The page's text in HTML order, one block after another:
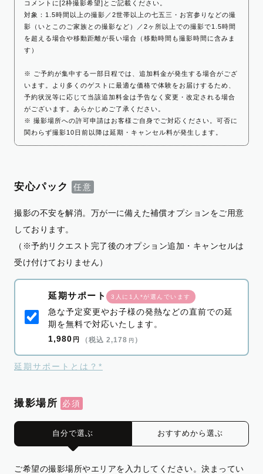
コメントに[2枠撮影希望]とご記載ください。
対象：1.5時間以上の撮影／2世帯以上の七五三・お宮参りなどの撮
影（いとこのご家族との撮影など）／2ヶ所以上での撮影で1.5時間
を超える場合や移動距離が長い場合（移動時間も撮影時間に含みま
す）
※ ご予約が集中する一部日程では、追加料金が発生する場合がござ
います。より多くのゲストに最適な価格で体験をお届けするため、
予約状況等に応じて当該追加料金は予告なく変更・改定される場合
がございます。あらかじめご了承ください。
※ 撮影場所への許可申請はお客様ご自身でご対応ください。可否に
関わらず撮影10日前以降は延期・キャンセル料が発生します。
安心パック
撮影の不安を解消。万が一に備えた補償オプションをご用意
しております。
（※予約リクエスト完了後のオプション追加・キャンセルは
受け付けておりません）
延期サポート 3人に1人*が選んでいます
急な予定変更やお子様の発熱などの直前での延
期を無料で対応いたします。
1,980 円 （税込 2,178 円 ）
延期サポートとは？*
撮影場所
自分で選ぶ おすすめから選ぶ
ご希望の撮影場所やエリアを入力してください。決まってい